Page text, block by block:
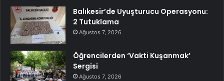
Balıkesir’de Uyuşturucu Operasyonu:
2 Tutuklama
Ağustos 7, 2026
Öğrencilerden ‘Vakti Kuşanmak’
Sergisi
Ağustos 7, 2026